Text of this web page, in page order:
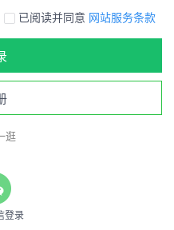
已阅读并同意 网站服务条款
逛
登录